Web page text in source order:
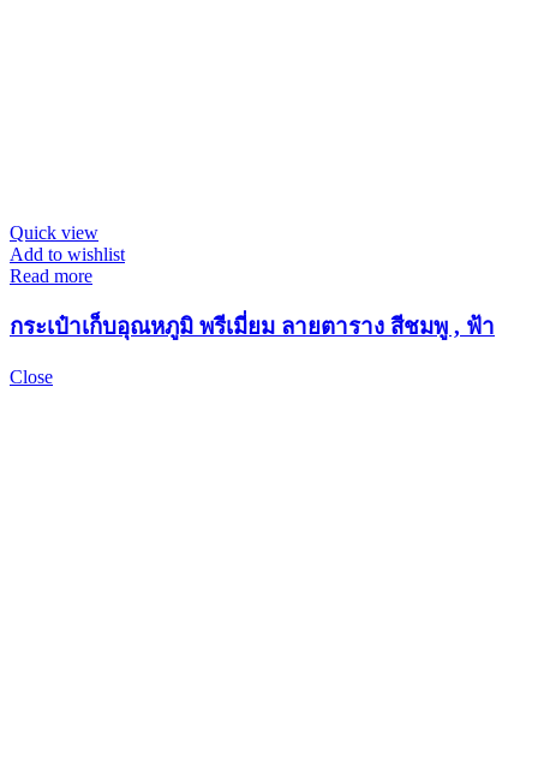
Quick view
Add to wishlist
Read more
กระเป๋าเก็บอุณหภูมิ พรีเมี่ยม ลายตาราง สีชมพู , ฟ้า
Close